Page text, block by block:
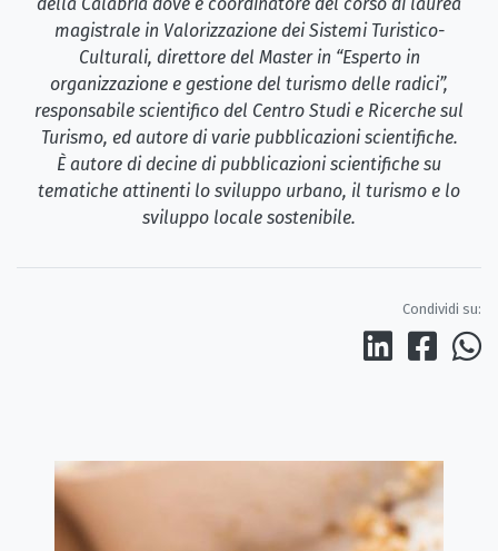
magistrale in Valorizzazione dei Sistemi Turistico-
Culturali, direttore del Master in “Esperto in
organizzazione e gestione del turismo delle radici”,
responsabile scientifico del Centro Studi e Ricerche sul
Turismo, ed autore di varie pubblicazioni scientifiche.
È autore di decine di pubblicazioni scientifiche su
tematiche attinenti lo sviluppo urbano, il turismo e lo
sviluppo locale sostenibile.
Condividi su: